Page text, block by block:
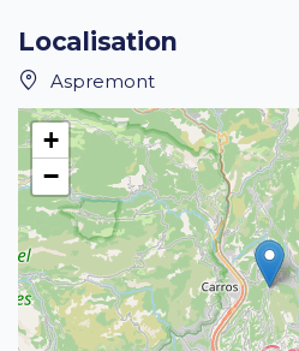
Localisation
Aspremont
+
−